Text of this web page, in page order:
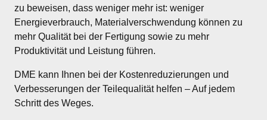
zu beweisen, dass weniger mehr ist: weniger
Energieverbrauch, Materialverschwendung können zu
mehr Qualität bei der Fertigung sowie zu mehr
Produktivität und Leistung führen.
DME kann Ihnen bei der Kostenreduzierungen und
Verbesserungen der Teilequalität helfen – Auf jedem
Schritt des Weges.